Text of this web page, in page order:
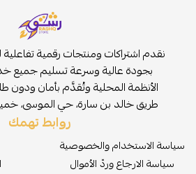
نقدم اشتراكات ومنتجات رقمية
بجودة عالية وسرعة تسليم جميع
الأنظمة المحلية وتُقدَّم بأمان ودون
طريق خالد بن سارة، حي الموسى، خميس
روابط تهمك
سياسة الاستخدام والخصوصية
سياسة الارجاع وردّ الأموال